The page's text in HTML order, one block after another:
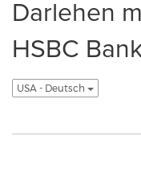
Darlehen
HSBC
USA - Deutsch